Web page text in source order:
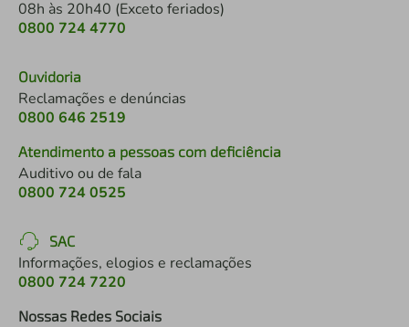
08h às 20h40 (Exceto feriados)
0800 724 4770
Ouvidoria
Reclamações e denúncias
0800 646 2519
Atendimento a pessoas com deficiência
Auditivo ou de fala
0800 724 0525
SAC
Informações, elogios e reclamações
0800 724 7220
Nossas Redes Sociais